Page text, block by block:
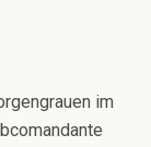
im